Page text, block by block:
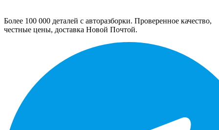
Более 100 000 деталей с авторазборки. Проверенное качество,
честные цены, доставка Новой Почтой.